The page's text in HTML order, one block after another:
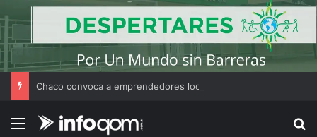
Menú